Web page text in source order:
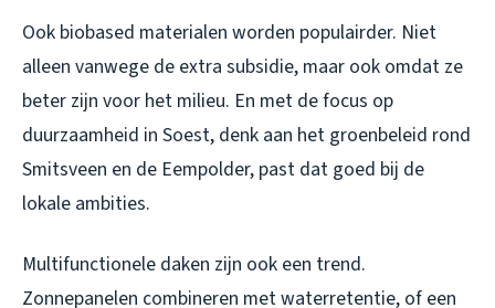
Ook biobased materialen worden populairder. Niet
alleen vanwege de extra subsidie, maar ook omdat ze
beter zijn voor het milieu. En met de focus op
duurzaamheid in Soest, denk aan het groenbeleid rond
Smitsveen en de Eempolder, past dat goed bij de
lokale ambities.
Multifunctionele daken zijn ook een trend.
Zonnepanelen combineren met waterretentie, of een